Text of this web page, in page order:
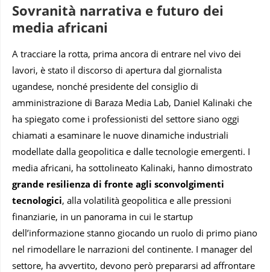
Sovranità narrativa e futuro dei
media africani
A tracciare la rotta, prima ancora di entrare nel vivo dei
lavori, è stato il discorso di apertura dal giornalista
ugandese, nonché presidente del consiglio di
amministrazione di Baraza Media Lab, Daniel Kalinaki che
ha spiegato come i professionisti del settore siano oggi
chiamati a esaminare le nuove dinamiche industriali
modellate dalla geopolitica e dalle tecnologie emergenti. I
media africani, ha sottolineato Kalinaki, hanno dimostrato
grande resilienza di fronte agli sconvolgimenti
tecnologici, alla volatilità geopolitica e alle pressioni
finanziarie, in un panorama in cui le startup
dell’informazione stanno giocando un ruolo di primo piano
nel rimodellare le narrazioni del continente. I manager del
settore, ha avvertito, devono però prepararsi ad affrontare